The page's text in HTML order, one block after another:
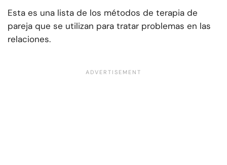
Esta es una lista de los métodos de terapia de
pareja que se utilizan para tratar problemas en las
relaciones.